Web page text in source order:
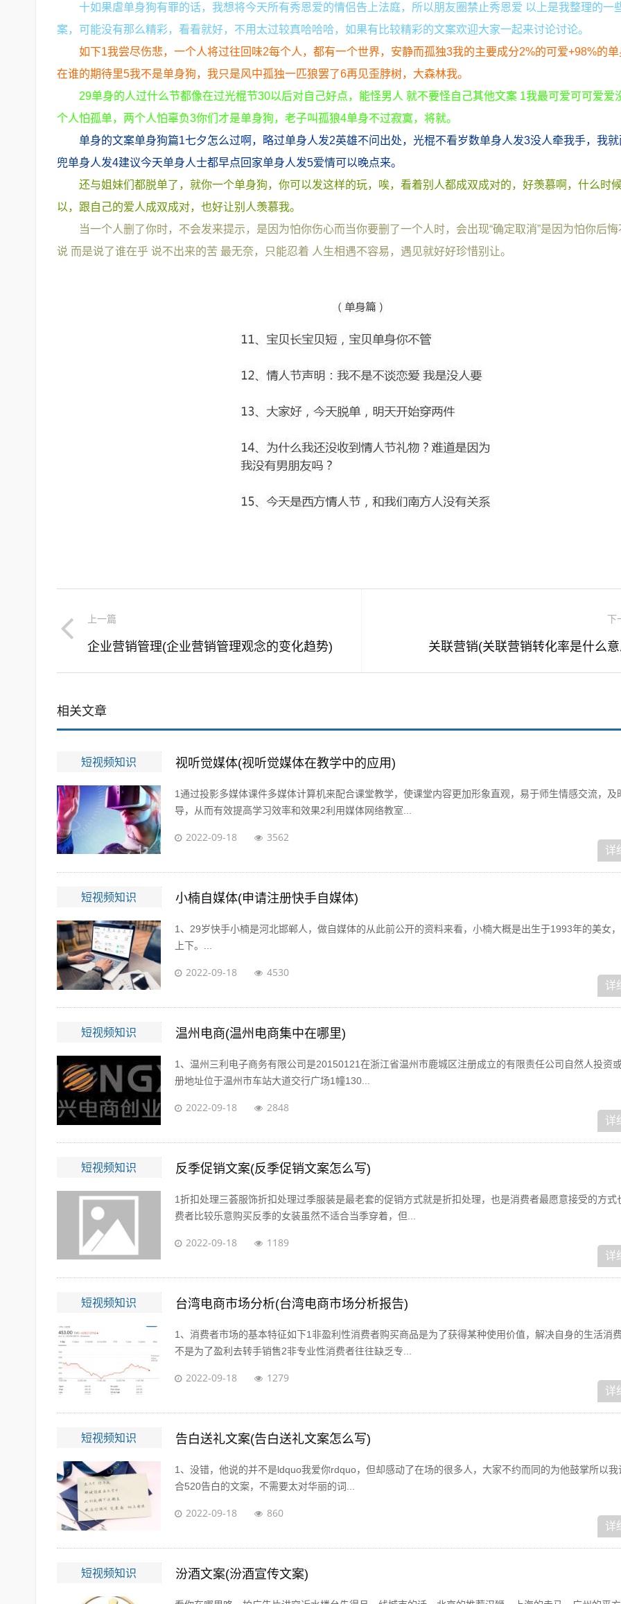
十如果虐单身狗有罪的话，我想将今天所有秀恩爱的情侣告上法庭，所以朋友圈禁止秀恩爱 以上是我整理的一
案，可能没有那么精彩，看看就好，不用太过较真哈哈哈，如果有比较精彩的文案欢迎大家一起来讨论讨论。
如下1我尝尽伤悲，一个人将过往回味2每个人，都有一个世界，安静而孤独3我的主要成分2%的可爱+98%的
在谁的期待里5我不是单身狗，我只是风中孤独一匹狼罢了6再见歪脖树，大森林我。
29单身的人过什么节都像在过光棍节30以后对自己好点，能怪男人 就不要怪自己其他文案 1我最可爱可可爱爱
个人怕孤单，两个人怕辜负3你们才是单身狗，老子叫孤狼4单身不过寂寞，将就。
单身的文案单身狗篇1七夕怎么过啊，略过单身人发2英雄不问出处，光棍不看岁数单身人发3没人牵我手，我
兜单身人发4建议今天单身人士都早点回家单身人发5爱情可以晚点来。
还与姐妹们都脱单了，就你一个单身狗，你可以发这样的玩，唉，看着别人都成双成对的，好羡慕啊，什么时
以，跟自己的爱人成双成对，也好让别人羡慕我。
当一个人删了你时，不会发来提示，是因为怕你伤心而当你要删了一个人时，会出现“确定取消”是因为怕你后悔
说 而是说了谁在乎 说不出来的苦 最无奈，只能忍着 人生相遇不容易，遇见就好好珍惜别让。
上一篇
企业营销管理(企业营销管理观念的变化趋势)
下
关联营销(关联营销转化率是什么
相关文章
短视频知识 视听觉媒体(视听觉媒体在教学中的应用)
1通过投影多媒体课件多媒体计算机来配合课堂教学，使课堂内容更加形象直观，易于师生情感交流，及
导，从而有效提高学习效率和效果2利用媒体网络教室...
2022-09-18 3562
详
短视频知识 小楠自媒体(申请注册快手自媒体)
1、29岁快手小楠是河北邯郸人，做自媒体的从此前公开的资料来看，小楠大概是出生于1993年的美女
上下。...
2022-09-18 4530
详
短视频知识 温州电商(温州电商集中在哪里)
1、温州三利电子商务有限公司是20150121在浙江省温州市鹿城区注册成立的有限责任公司自然人投资
册地址位于温州市车站大道交行广场1幢130...
2022-09-18 2848
详
短视频知识 反季促销文案(反季促销文案怎么写)
1折扣处理三荟服饰折扣处理过季服装是最老套的促销方式就是折扣处理，也是消费者最愿意接受的方式
费者比较乐意购买反季的女装虽然不适合当季穿着，但...
2022-09-18 1189
详
短视频知识 台湾电商市场分析(台湾电商市场分析报告)
1、消费者市场的基本特征如下1非盈利性消费者购买商品是为了获得某种使用价值，解决自身的生活消
不是为了盈利去转手销售2非专业性消费者往往缺乏专...
2022-09-18 1279
详
短视频知识 告白送礼文案(告白送礼文案怎么写)
1、没错，他说的并不是ldquo我爱你rdquo，但却感动了在场的很多人，大家不约而同的为他鼓掌所以我
合520告白的文案，不需要太对华丽的词...
2022-09-18 860
详
短视频知识 汾酒文案(汾酒宣传文案)